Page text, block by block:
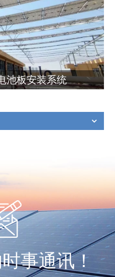
池板安装系统
事通讯！